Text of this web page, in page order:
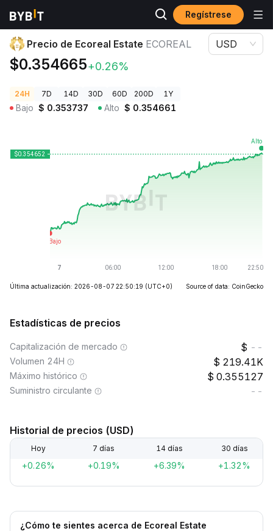
Regístrese
Precios de Criptomonedas Precio de Ecoreal Estate ECOREAL
Precio de Ecoreal Estate ECOREAL
$0.354665+0.26%
USD
24H 7D 14D 30D 60D 200D 1Y
Bajo $ 0.353737 Alto $ 0.354661
Última actualización: 2026-08-07 22:50:19 (UTC+0) Source of data: CoinGecko
Estadísticas de precios
Capitalización de mercado --
Volumen 24H 219.41K
Máximo histórico 0.355127
Suministro circulante --
Historial de precios (USD)
Hoy 7 días 14 días 30 días
+0.26% +0.19% +6.39% +1.32%
¿Cómo te sientes acerca de Ecoreal Estate